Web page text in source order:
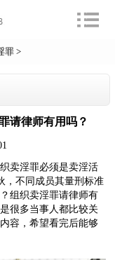
罪>
请律师有用吗？
卖淫罪必须是卖淫活
，不同成员其量刑标准
组织卖淫罪请律师有
很多当事人都比较关
容，希望看完后能够